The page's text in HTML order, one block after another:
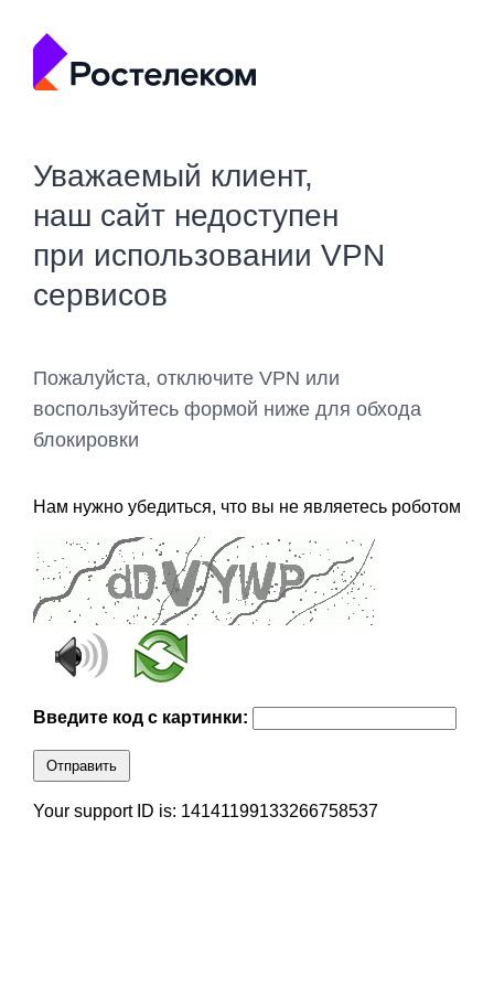
Уважаемый клиент,
наш сайт недоступен
при использовании VPN
сервисов
Пожалуйста, отключите VPN или
воспользуйтесь формой ниже для обхода
блокировки
Нам нужно убедиться, что вы не являетесь роботом
Введите код с картинки:
Отправить
Your support ID is: 14141199133266758537